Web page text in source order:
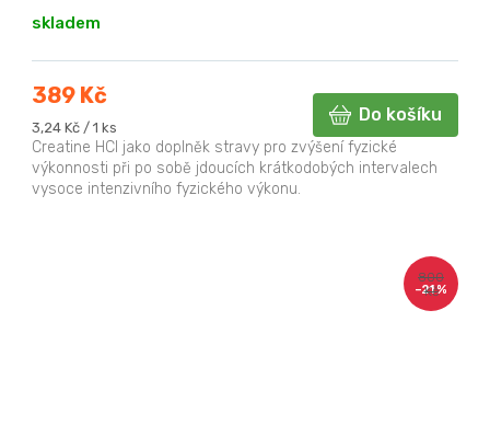
skladem
389 Kč
Měrná
cena:
3,24 Kč / 1 ks
Do košíku
Creatine HCl jako doplněk stravy pro zvýšení fyzické
výkonnosti při po sobě jdoucích krátkodobých intervalech
vysoce intenzivního fyzického výkonu.
800
Kč
–21 %